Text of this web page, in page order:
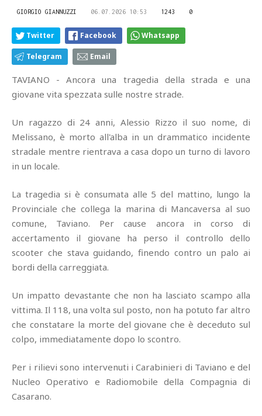
GIORGIO GIANNUZZI 06.07.2026 10:53 1243 0
Twitter Facebook Whatsapp
Telegram Email
TAVIANO - Ancora una tragedia della strada e una
giovane vita spezzata sulle nostre strade.
Un ragazzo di 24 anni, Alessio Rizzo il suo nome, di
Melissano, è morto all'alba in un drammatico incidente
stradale mentre rientrava a casa dopo un turno di lavoro
in un locale.
La tragedia si è consumata alle 5 del mattino, lungo la
Provinciale che collega la marina di Mancaversa al suo
comune, Taviano. Per cause ancora in corso di
accertamento il giovane ha perso il controllo dello
scooter che stava guidando, finendo contro un palo ai
bordi della carreggiata.
Un impatto devastante che non ha lasciato scampo alla
vittima. Il 118, una volta sul posto, non ha potuto far altro
che constatare la morte del giovane che è deceduto sul
colpo, immediatamente dopo lo scontro.
Per i rilievi sono intervenuti i Carabinieri di Taviano e del
Nucleo Operativo e Radiomobile della Compagnia di
Casarano.